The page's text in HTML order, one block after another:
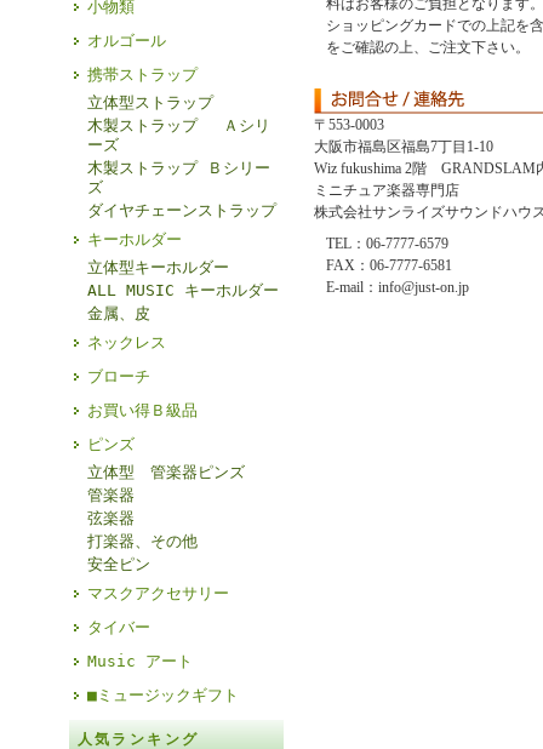
小物類
オルゴール
携帯ストラップ
立体型ストラップ
木製ストラップ Ａシリ
ーズ
木製ストラップ Ｂシリー
ズ
ダイヤチェーンストラップ
キーホルダー
立体型キーホルダー
ALL MUSIC キーホルダー
金属、皮
ネックレス
ブローチ
お買い得Ｂ級品
ピンズ
立体型 管楽器ピンズ
管楽器
弦楽器
打楽器、その他
安全ピン
マスクアクセサリー
タイバー
Music アート
■ミュージックギフト
人気ランキング
料はお客様のご負担となります。
ショッピングカードでの上記を
をご確認の上、ご注文下さい。
〒553-0003
大阪市福島区福島7丁目1-10
Wiz fukushima 2階 GRANDSLAM
ミニチュア楽器専門店
株式会社サンライズサウンドハウ
TEL：06-7777-6579
FAX：06-7777-6581
E-mail：info@just-on.jp